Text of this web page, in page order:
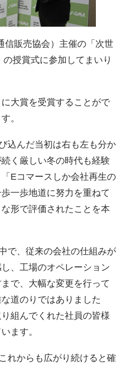
信販売協会）主催の「次世
授賞式に参加してまいり
大賞を受賞することがで
。
込んだ当初は右も左も分か
く厳しい冬の時代も経験
Eコマースしか会社再生の
一歩地道に努力を重ねて
形で評価されたことを本
で、従来の会社の仕組みが
、工場のオペレーション
で、大幅な変更を行って
道のりではありました
組んでくれた社員の皆様
ます。
れからも広がり続けると確